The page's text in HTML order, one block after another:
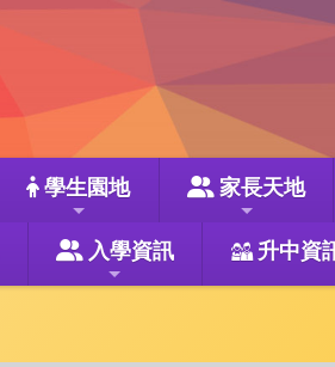
學生園地 家長天地
入學資訊 升中資